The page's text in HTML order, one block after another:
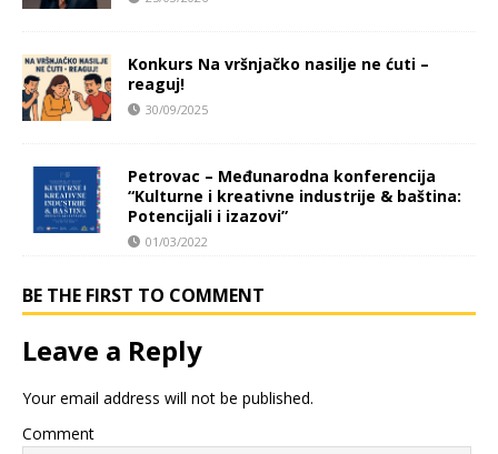
Konkurs Na vršnjačko nasilje ne ćuti –
reaguj!
30/09/2025
Petrovac – Međunarodna konferencija
“Kulturne i kreativne industrije & baština:
Potencijali i izazovi”
01/03/2022
BE THE FIRST TO COMMENT
Leave a Reply
Your email address will not be published.
Comment